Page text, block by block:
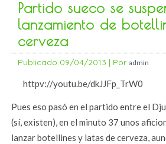
Partido sueco se
lanzamiento de
cerveza
Publicado 09/04/2013 | Por admin
httpv://youtu.be/dkJJFp_TrW0
Pues eso pasó en el partido entre el
(sí, existen), en el minuto 37 unos
lanzar botellines y latas de cerveza,